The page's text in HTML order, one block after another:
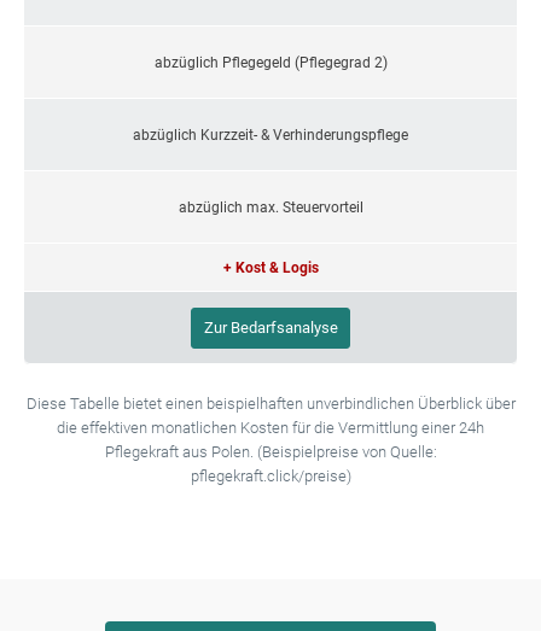
abzüglich Pflegegeld (Pflegegrad 2)
abzüglich Kurzzeit- & Verhinderungspflege
abzüglich max. Steuervorteil
+ Kost & Logis
Zur Bedarfsanalyse
Diese Tabelle bietet einen beispielhaften unverbindlichen Überblick über
die effektiven monatlichen Kosten für die Vermittlung einer 24h
Pflegekraft aus Polen. (Beispielpreise von Quelle:
pflegekraft.click/preise)